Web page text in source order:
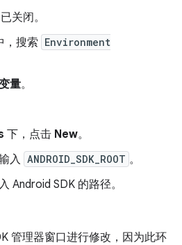
关闭。
，搜索 Environment
量。
下，点击 New。
入 ANDROID_SDK_ROOT 。
Android SDK 的路径。
管理器窗口进行修改，因为此环